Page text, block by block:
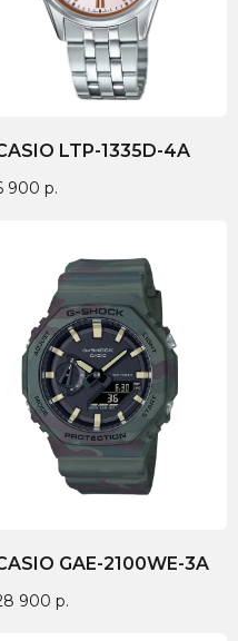
LTP-1335D-4A
900 р.
GAE-2100WE-3A
900 р.